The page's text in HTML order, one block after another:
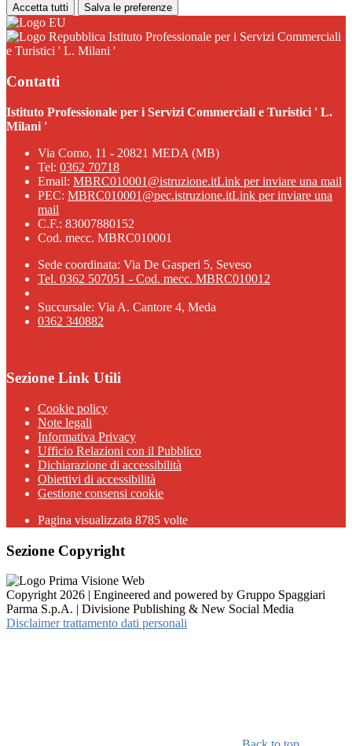
Accetta tutti Salva le preferenze
Istituto Professionale per i Servizi Commerciali
e Turistici ' L. Milani '
Contatti
Istituto Professionale per i Servizi Commerciali e Turistici ' L.
Milani '
Via Como, 11 - 20821 MEDA (MB)
Tel: 0362 70718
Email: MBRC010001@istruzione.itLink per inviare una mail
PEC: MBRC010001@pec.istruzione.itLink per inviare una
mail
C.F.: 83007880152
Cod. mecc. MBRC010001
Sede coordinata: Via De Gasperi 5, Seveso
Tel. 0362 507051 - Cod. mecc. MBRC010012
Succursale: Via A. Cantore 4, Meda
0362 340882
Sezione Link Utili
Cookie policy
Note legali
Informativa Privacy
Ufficio Relazioni con il Pubblico
Dichiarazione di accessibilità
Obiettivi di accessibilità
Gestione consensi cookie
Pagina visualizzata 8785 volte
Sezione Copyright
Copyright 2026 | Engineered and powered by Gruppo Spaggiari
Parma S.p.A. | Divisione Publishing & New Social Media
Disclaimer trattamento dati personali